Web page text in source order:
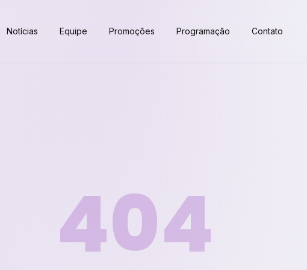
Notícias Equipe Promoções Programação Contato
404